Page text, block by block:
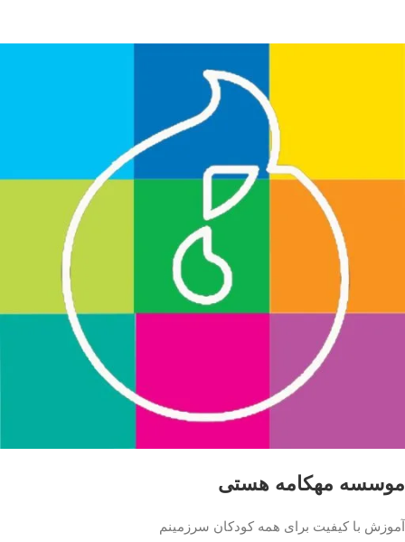
موسسه مهکامه هستی
آموزش با کیفیت برای همه کودکان سرزمینم